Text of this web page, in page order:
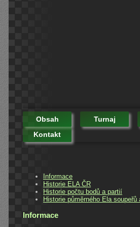
Obsah Turnaj
Kontakt
Informace
Historie ELA ČR
Historie počtu bodů a partií
Historie půměrného Ela soupeřů
Informace